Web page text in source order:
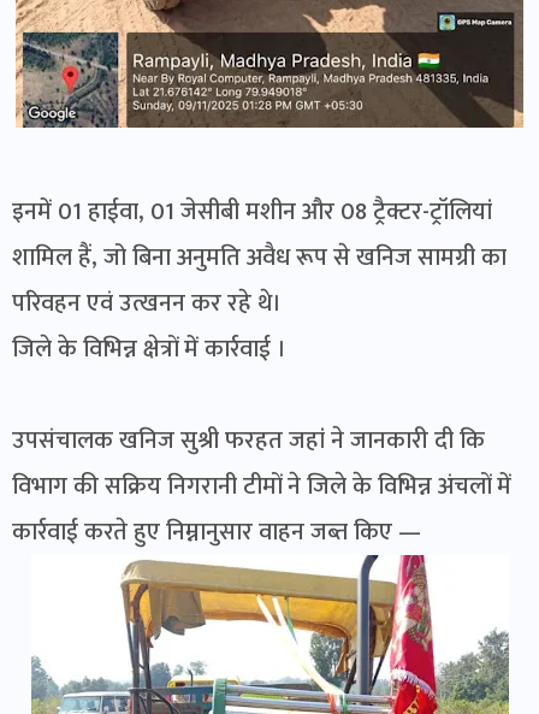
इनमें 01 हाईवा, 01 जेसीबी मशीन और 08 ट्रैक्टर-ट्रॉलियां
शामिल हैं, जो बिना अनुमति अवैध रूप से खनिज सामग्री का
परिवहन एवं उत्खनन कर रहे थे।
जिले के विभिन्न क्षेत्रों में कार्रवाई ।
उपसंचालक खनिज सुश्री फरहत जहां ने जानकारी दी कि
विभाग की सक्रिय निगरानी टीमों ने जिले के विभिन्न अंचलों में
कार्रवाई करते हुए निम्नानुसार वाहन जब्त किए —